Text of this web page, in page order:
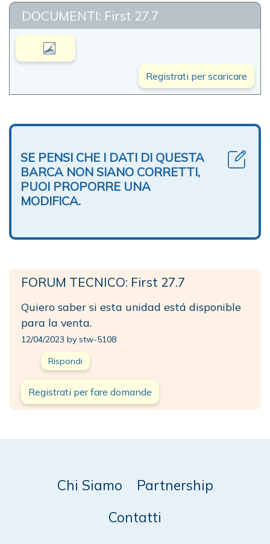
DOCUMENTI: First 27.7
Registrati per scaricare
SE PENSI CHE I DATI DI QUESTA
BARCA NON SIANO CORRETTI,
PUOI PROPORRE UNA
MODIFICA.
FORUM TECNICO: First 27.7
Quiero saber si esta unidad está disponible
para la venta.
12/04/2023 by stw-5108
Rispondi
Registrati per fare domande
Chi Siamo
Partnership
Contatti